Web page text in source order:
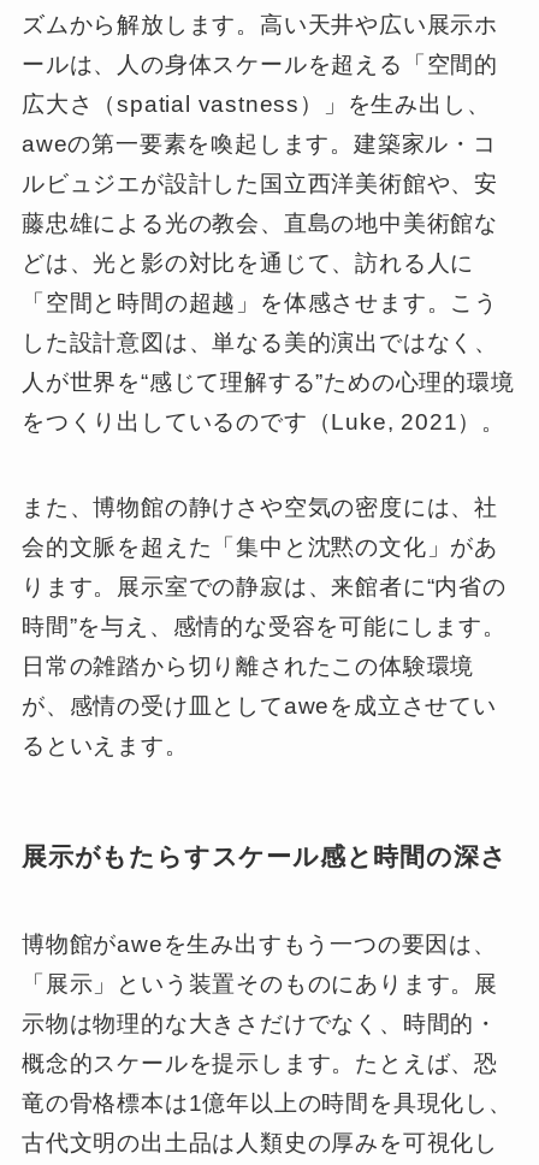
ズムから解放します。高い天井や広い展示ホ
ールは、人の身体スケールを超える「空間的
広大さ（spatial vastness）」を生み出し、
aweの第一要素を喚起します。建築家ル・コ
ルビュジエが設計した国立西洋美術館や、安
藤忠雄による光の教会、直島の地中美術館な
どは、光と影の対比を通じて、訪れる人に
「空間と時間の超越」を体感させます。こう
した設計意図は、単なる美的演出ではなく、
人が世界を“感じて理解する”ための心理的環境
をつくり出しているのです（Luke, 2021）。
また、博物館の静けさや空気の密度には、社
会的文脈を超えた「集中と沈黙の文化」があ
ります。展示室での静寂は、来館者に“内省の
時間”を与え、感情的な受容を可能にします。
日常の雑踏から切り離されたこの体験環境
が、感情の受け皿としてaweを成立させてい
るといえます。
展示がもたらすスケール感と時間の深さ
博物館がaweを生み出すもう一つの要因は、
「展示」という装置そのものにあります。展
示物は物理的な大きさだけでなく、時間的・
概念的スケールを提示します。たとえば、恐
竜の骨格標本は1億年以上の時間を具現化し、
古代文明の出土品は人類史の厚みを可視化し